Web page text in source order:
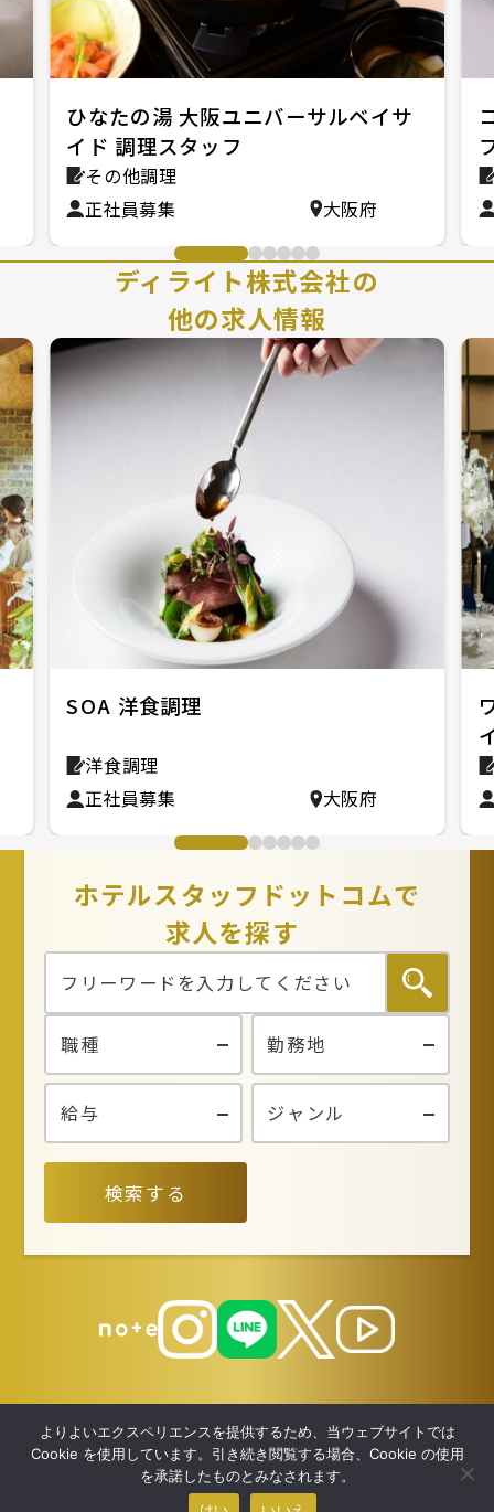
ひなたの湯 大阪ユニバーサルベイサ
イド 調理スタッフ
その他調理
正社員募集
大阪府
ディライト株式会社の
他の求人情報
SOA 洋食調理
洋食調理
正社員募集
大阪府
ホテルスタッフドットコムで
求人を探す
検索する
よりよいエクスペリエンスを提供するため、当ウェブサイトでは
Cookie を使用しています。引き続き閲覧する場合、Cookie の使用
を承諾したものとみなされます。